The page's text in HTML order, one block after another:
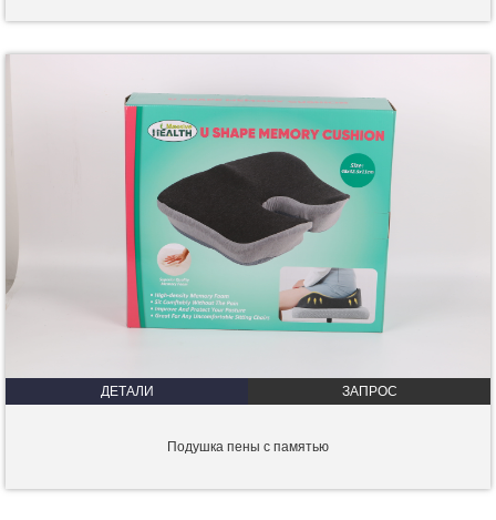
ДЕТАЛИ ЗАПРОС
Подушка пены с памятью